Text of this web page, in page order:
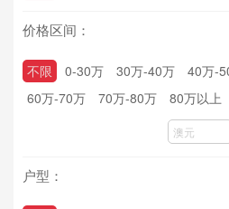
价格区间：
不限 0-30万 30万-40万 40万-
60万-70万
70万-80万
80万以上
户型：